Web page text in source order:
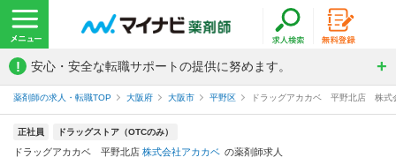
! 安心・安全な転職サポートの提供に努めます。
薬剤師の求人・転職TOP 大阪府 大阪市 平野区 ドラッグアカカベ 平野北店 株式
正社員 ドラッグストア（OTCのみ）
ドラッグアカカベ 平野北店 株式会社アカカベ の薬剤師求人